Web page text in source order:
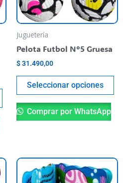
opciones
se
pueden
elegir
página
producto
Juguetería
Pelota Futbol N°5 Gruesa
$31.490,00
Seleccionar opciones
se
Comprar por WhatsApp